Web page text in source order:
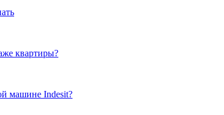
квартиры?
машине Indesit?